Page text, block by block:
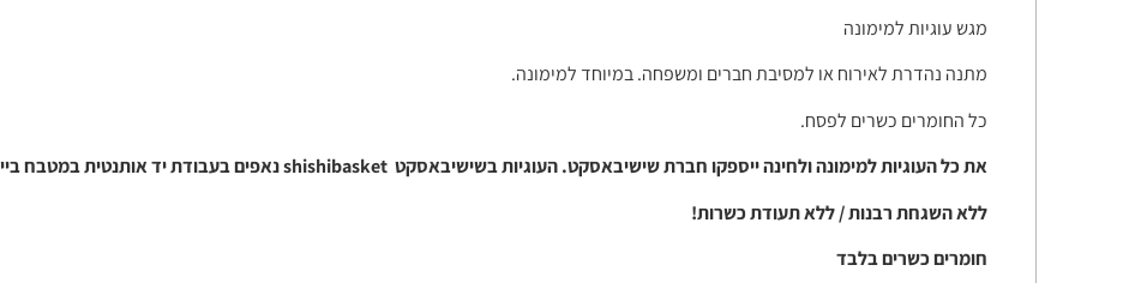
מגש עוגיות למימונה
מתנה נהדרת לאירוח או למסיבת חברים ומשפחה. במיוחד למימונה.
כל החומרים כשרים לפסח.
את כל העוגיות למימונה ולחינה ייספקו חברת שישיבאסקט. העוגיות בשישיבאסקט shishibasket נאפים בעבודת יד אותנטית במטבח בייתי עם חומרים כשרים בלבד.
ללא השגחת רבנות / ללא תעודת כשרות!
חומרים כשרים בלבד